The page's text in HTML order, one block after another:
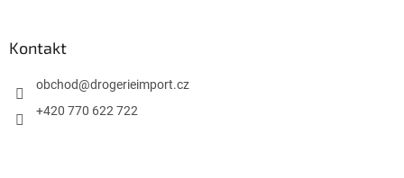
Kontakt
obchod@drogerieimport.cz
+420 770 622 722